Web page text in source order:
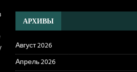
АРХИВЫ
Август 2026
Апрель 2026